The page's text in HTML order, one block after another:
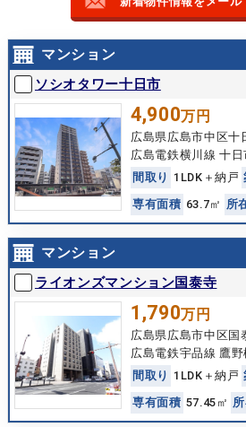
マンション
ソシオタワー十日市
4,900万円
広島県広島市中区十
広島電鉄横川線 十
間 取 り 1LDK＋納戸
専有面積 63.7㎡ 所
マンション
ライオンズマンション国泰寺
1,790万円
広島県広島市中区国
広島電鉄宇品線 鷹
間 取 り 1LDK＋納戸
専有面積 57.45㎡ 所